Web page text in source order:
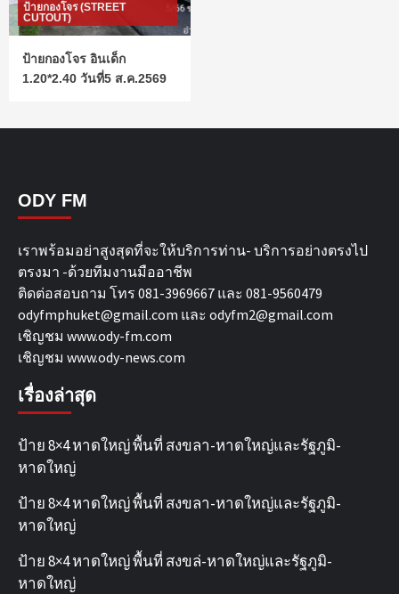
ป้ายกองโจร (STREET
CUTOUT)
ป้ายกองโจร อินเด็ก
1.20*2.40 วันที่5 ส.ค.2569
ODY FM
เราพร้อมอย่าสูงสุดที่จะให้บริการท่าน- บริการอย่างตรงไป
ตรงมา -ด้วยทีมงานมืออาชีพ
ติดต่อสอบถาม โทร 081-3969667 และ 081-9560479
odyfmphuket@gmail.com และ odyfm2@gmail.com
เชิญชม www.ody-fm.com
เชิญชม www.ody-news.com
เรื่องล่าสุด
ป้าย 8×4 หาดใหญ่ พื้นที่ สงขลา-หาดใหญ่และรัฐภูมิ-
หาดใหญ่
ป้าย 8×4 หาดใหญ่ พื้นที่ สงขลา-หาดใหญ่และรัฐภูมิ-
หาดใหญ่
ป้าย 8×4 หาดใหญ่ พื้นที่ สงขล่-หาดใหญ่และรัฐภูมิ-
หาดใหญ่